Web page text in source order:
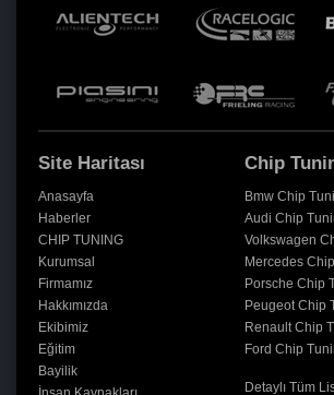
Site Haritası
Anasayfa
Haberler
CHIP TUNING
Kurumsal
Firmamız
Hakkımızda
Ekibimiz
Eğitim
Bayilik
Chip
Bmw Chip
Audi Chip
Volkswagen
Mercedes
Porsche Chip
Peugeot Chip
Renault Chip
Ford Chip
Detaylı Tüm